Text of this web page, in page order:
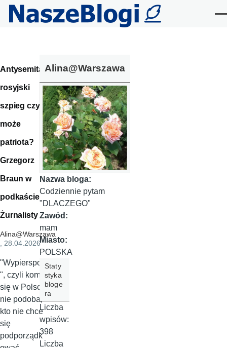
Przejdź do treści
Antysemita,
rosyjski
szpieg czy
może
patriota?
Grzegorz
Braun w
podkaście
Żurnalisty
Alina@Warszawa
, 28.04.2026
"Wypierspol
", czyli komu
się w Polsce
nie podoba,
kto nie chce
się
podporządk
Alina@Warszawa
Nazwa bloga:
Codziennie pytam
"DLACZEGO"
Zawód:
mam
Miasto:
POLSKA
Staty
styka
bloge
ra
Liczba
wpisów:
398
Liczba